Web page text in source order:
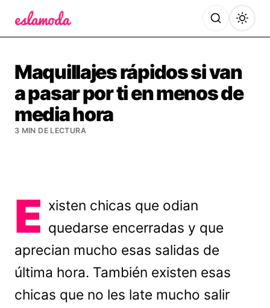
Maquillajes rápidos si van
a pasar por ti en menos de
media hora
3 MIN DE LECTURA
E xisten chicas que odian
quedarse encerradas y que
aprecian mucho esas salidas de
última hora. También existen esas
chicas que no les late mucho salir